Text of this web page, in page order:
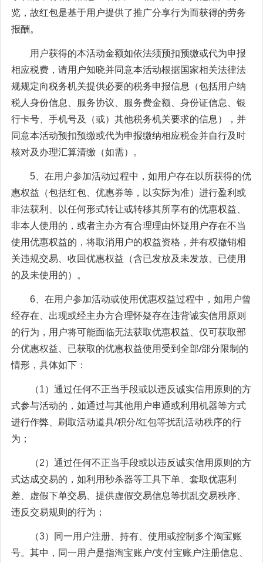
览，故红包是基于用户提供了推广分享行为而获得的劳务
报酬。
用户获得的本活动金额如依法须预扣预缴或代为申报
相应税费，请用户知晓并同意本活动根据国家相关法律法
规规定向税务机关提供必要的税务申报信息（包括用户纳
税人身份信息、服务协议、服务费金额、身份证信息、银
行卡号、手机号及（或）其他税务机关要求的信息），并
同意本活动预扣预缴或代为申报缴纳相应税金并自行及时
核对及办理汇算清缴（如需）。
5、在用户参加活动过程中，如用户存在以所获得的优
惠权益（包括红包、优惠券等，以实际为准）进行盈利或
非法获利、以任何形式转让或转移其所享有的优惠权益、
非本人使用的，或者主办方有合理理由怀疑用户存在不当
使用优惠权益的，将取消用户的权益资格，并有权撤销相
关违规交易、收回优惠权益（含已发放及未发放、已使用
的及未使用的）。
6、在用户参加活动或使用优惠权益过程中，如用户曾
经存在、出现或经主办方合理怀疑存在违背诚实信用原则
的行为，用户将可能面临无法获取优惠权益、仅可获取部
分优惠权益、已获取的优惠权益使用受到全部/部分限制的
情形，具体如下：
（1）通过任何不正当手段或以违反诚实信用原则的方
式参与活动的，如通过与其他用户串通或利用机器等方式
进行作弊、刷取活动道具/积分/红包等扰乱活动秩序的行
为；
（2）通过任何不正当手段或以违反诚实信用原则的方
式达成交易的，如利用秒杀器等工具下单、套取优惠利
差、虚假下单交易、提供虚假交易信息等扰乱交易秩序、
违反交易规则的行为；
（3）同一用户注册、持有、使用或控制多个淘宝账
号。其中，同一用户是指淘宝账户/支付宝账户注册信息、